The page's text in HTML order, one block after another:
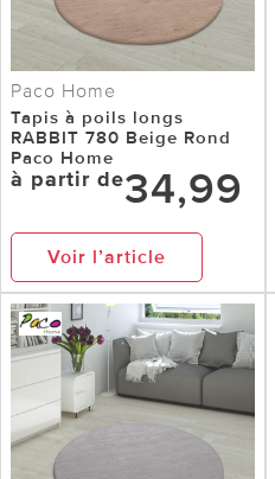
Paco Home
Tapis à poils longs
RABBIT 780 Beige Rond
Paco Home
à partir de34,99
Voir l’article